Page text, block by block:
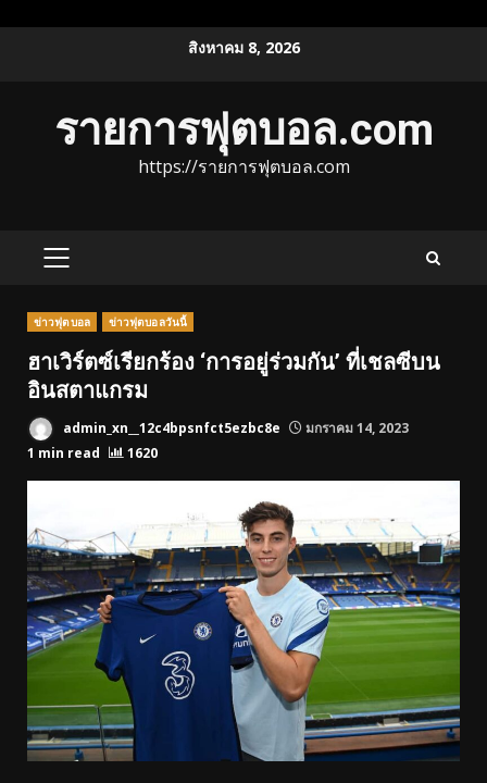
สิงหาคม 8, 2026
รายการฟุตบอล.com
https://รายการฟุตบอล.com
PRIMARY
ข่าวฟุตบอล ข่าวฟุตบอลวันนี้
ฮาเวิร์ตซ์เรียกร้อง ‘การอยู่ร่วมกัน’ ที่เชลซีบน
อินสตาแกรม
admin_xn__12c4bpsnfct5ezbc8e
มกราคม 14, 2023
1 min read
1620